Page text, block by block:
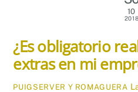
10
2018
¿Es obligatorio
extras en mi
PUIGSERVER Y ROMAGUERA